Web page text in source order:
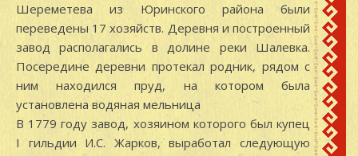
Шереметева из Юринского района были
переведены 17 хозяйств. Деревня и построенный
завод располагались в долине реки Шалевка.
Посередине деревни протекал родник, рядом с
ним находился пруд, на котором была
установлена водяная мельница
В 1779 году завод, хозяином которого был купец
I гильдии И.С. Жарков, выработал следующую